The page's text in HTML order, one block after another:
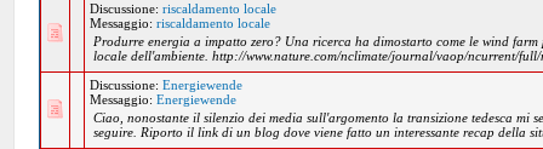
Discussione:riscaldamento locale
Messaggio:riscaldamento locale
Produrre energia a impatto zero? Una ricerca ha dimostarto come le wind
locale dell'ambiente. http://www.nature.com/nclimate/journal/vaop/ncurrent/
Discussione:Energiewende
Messaggio:Energiewende
Ciao, nonostante il silenzio dei media sull'argomento la transizione tedesca mi
seguire. Riporto il link di un blog dove viene fatto un interessante recap della